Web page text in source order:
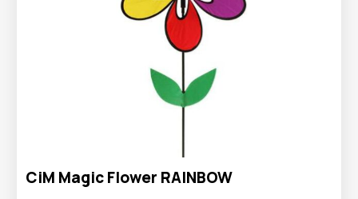
CiM Magic Flower RAINBOW